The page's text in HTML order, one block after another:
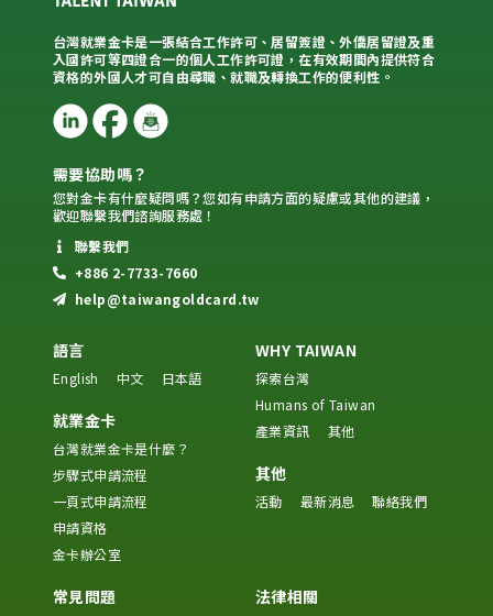
台灣就業金卡是一張結合工作許可、居留簽證、外僑居留證及重
入國許可等四證合一的個人工作許可證，在有效期間內提供符合
資格的外國人才可自由尋職、就職及轉換工作的便利性。
需要協助嗎？
您對金卡有什麼疑問嗎？您如有申請方面的疑慮或其他的建議，
歡迎聯繫我們諮詢服務處！
聯繫我們
+886 2-7733-7660
help@taiwangoldcard.tw
語言
English 中文 日本語
就業金卡
台灣就業金卡是什麼？
步驟式申請流程
一頁式申請流程
申請資格
金卡辦公室
WHY TAIWAN
探索台灣
Humans of Taiwan
產業資訊
其他
其他
活動 最新消息 聯絡我們
常見問題 法律相關